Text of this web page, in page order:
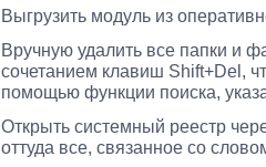
Выгрузить модуль из
Вручную удалить все папки и
сочетанием клавиш Shift+Del,
помощью функции поиска,
Открыть системный реестр
оттуда все, связанное со